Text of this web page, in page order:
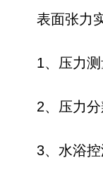
表面张力实
1、压力测
2、压力分
3、水浴控